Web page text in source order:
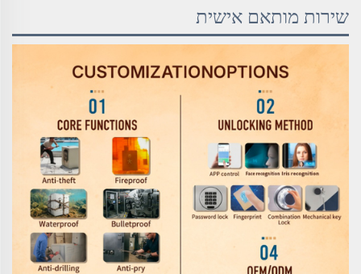
שירות מותאם אישית